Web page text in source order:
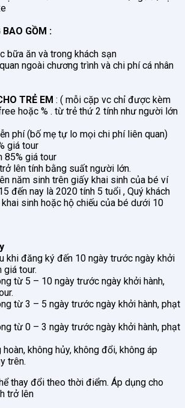
BAO GỒM :
bữa ăn và trong khách sạn
ngoài chương trình và chi phí cá nhân
TRẺ EM : ( mỗi cặp vc chỉ được kèm
hoặc % . từ trẻ thứ 2 tính như người lớn
phí (bố mẹ tự lo mọi chi phí liên quan)
giá tour
85% giá tour
lên tính bằng suất người lớn.
năm sinh trên giấy khai sinh của bé ví
đến nay là 2020 tính 5 tuổi , Quý khách
sinh hoặc hộ chiếu của bé dưới 10
khi đăng ký đến 10 ngày trước ngày khởi
giá tour.
từ 5 – 10 ngày trước ngày khởi hành,
từ 3 – 5 ngày trước ngày khởi hành, phạt
từ 0 – 3 ngày trước ngày khởi hành, phạt
không hủy, không đổi, không áp
trên.
thay đổi theo thời điểm. Áp dụng cho
trở lên